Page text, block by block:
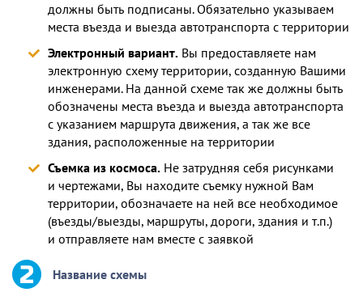
должны быть подписаны. Обязательно указываем
места въезда и выезда автотранспорта с территории
Электронный вариант. Вы предоставляете нам
электронную схему территории, созданную Вашими
инженерами. На данной схеме так же должны быть
обозначены места въезда и выезда автотранспорта
с указанием маршрута движения, а так же все
здания, расположенные на территории
Съемка из космоса. Не затрудняя себя рисунками
и чертежами, Вы находите съемку нужной Вам
территории, обозначаете на ней все необходимое
(въезды/выезды, маршруты, дороги, здания и т.п.)
и отправляете нам вместе с заявкой
Название схемы